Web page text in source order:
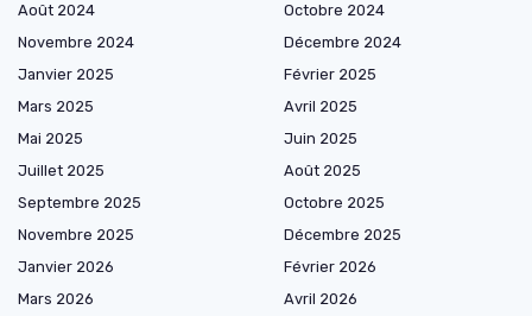
Août 2024
Octobre 2024
Novembre 2024
Décembre 2024
Janvier 2025
Février 2025
Mars 2025
Avril 2025
Mai 2025
Juin 2025
Juillet 2025
Août 2025
Septembre 2025
Octobre 2025
Novembre 2025
Décembre 2025
Janvier 2026
Février 2026
Mars 2026
Avril 2026